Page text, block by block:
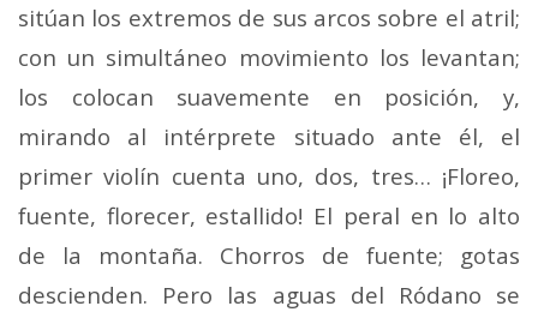
sitúan los extremos de sus arcos sobre el atril;
con un simultáneo movimiento los levantan;
los colocan suavemente en posición, y,
mirando al intérprete situado ante él, el
primer violín cuenta uno, dos, tres… ¡Floreo,
fuente, florecer, estallido! El peral en lo alto
de la montaña. Chorros de fuente; gotas
descienden. Pero las aguas del Ródano se